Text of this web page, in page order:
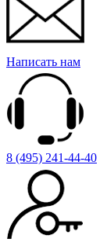
Написать нам
8 (495) 241-44-40